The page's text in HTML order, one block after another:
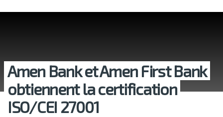
Amen Bank et Amen First Bank
obtiennent la certification
ISO/CEI 27001